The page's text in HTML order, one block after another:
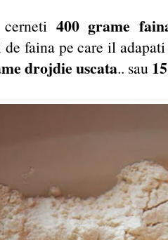
400 grame
faina pe care il
drojdie uscata.. sau